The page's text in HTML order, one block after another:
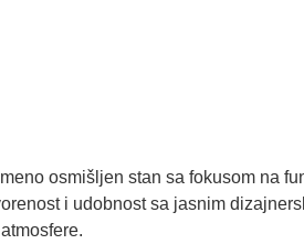
osmišljen stan sa fokusom na
i udobnost sa jasnim